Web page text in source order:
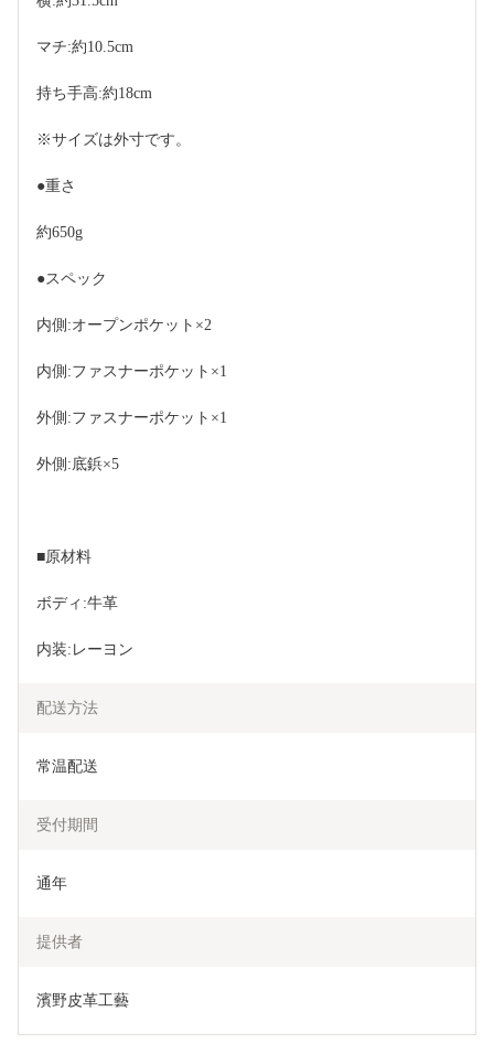
マチ:約10.5cm
持ち手高:約18cm
※サイズは外寸です。
●重さ
約650g
●スペック
内側:オープンポケット×2
内側:ファスナーポケット×1
外側:ファスナーポケット×1
外側:底鋲×5
■原材料
ボディ:牛革
内装:レーヨン
配送方法
常温配送
受付期間
通年
提供者
濱野皮革工藝